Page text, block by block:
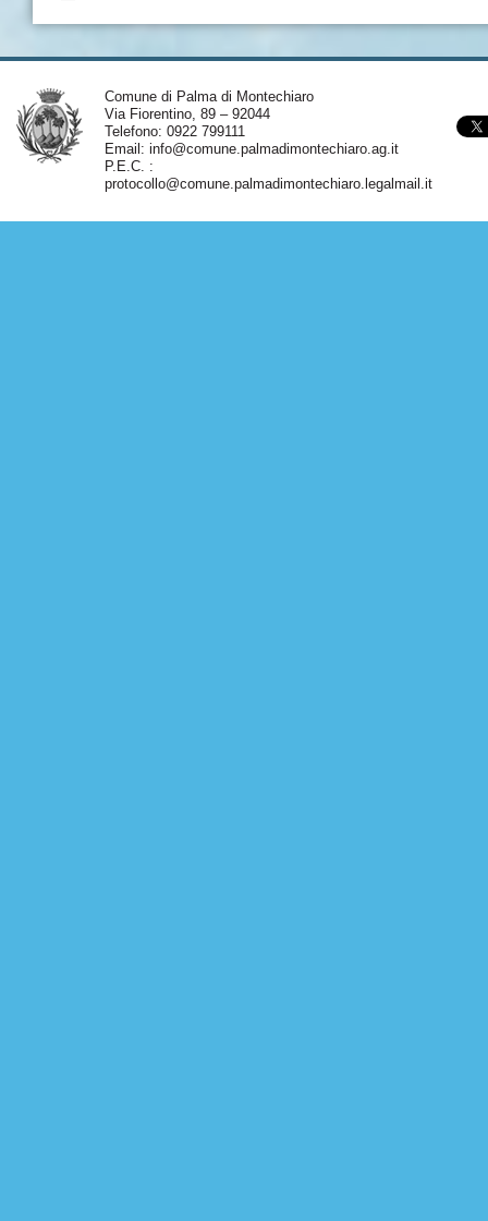
Comune di Palma di Montechiaro
Via Fiorentino, 89 – 92044
Telefono: 0922 799111
Email: info@comune.palmadimontechiaro.ag.it
P.E.C. :
protocollo@comune.palmadimontechiaro.legalmail.it